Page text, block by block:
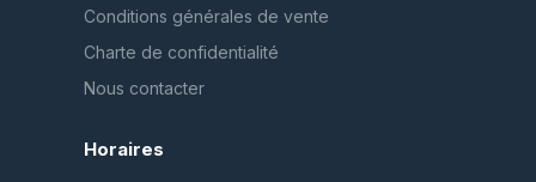
Conditions générales de vente
Charte de confidentialité
Nous contacter
Horaires